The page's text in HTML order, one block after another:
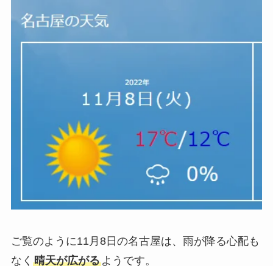
ご覧のように11月8日の名古屋は、雨が降る心配も
なく 晴天が広がるようです。